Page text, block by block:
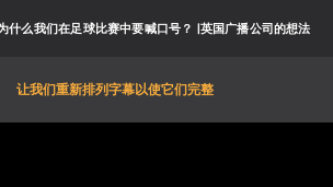
什么我们在足球比赛中要喊口号？ |英国广播公司的想法
让我们重新排列字幕以使它们完整